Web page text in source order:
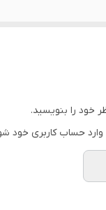
خود را بنویسید.
وارد حساب کاربری خود